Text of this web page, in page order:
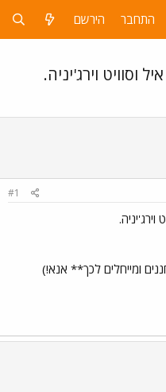
התחבר הירשם
וסוויט וירג'יניה.
#1
ומייחלים לכך** אנא!)